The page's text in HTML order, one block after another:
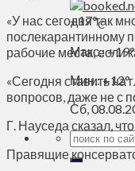
+17°C
Макс.:+19°
Мин.:+12°
Сб,
«У нас сегодня так
послекарантинному
рабочие места, если
«Сегодня ставить на
вопросов, даже не с
Г. Науседа сказал,
Правящие